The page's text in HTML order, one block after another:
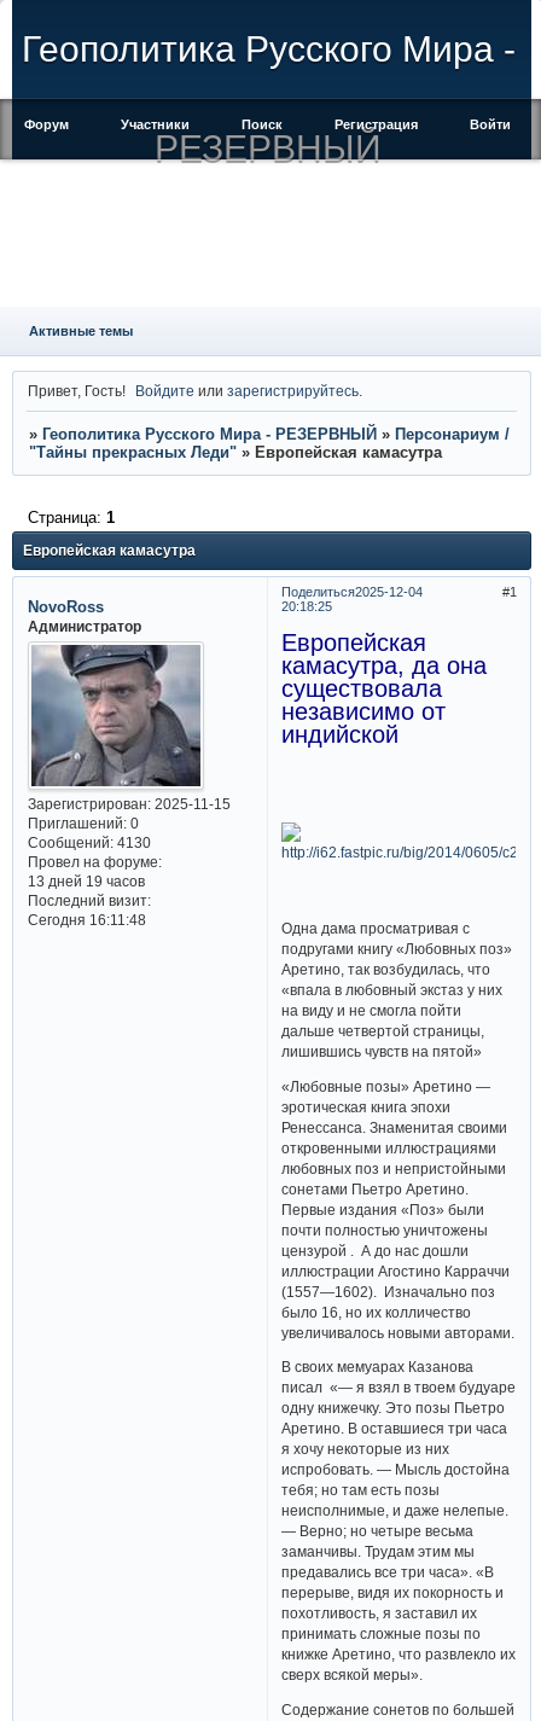
Геополитика Русского Мира -
РЕЗЕРВНЫЙ
Форум Участники Поиск Регистрация Войти
Активные темы
Привет, Гость! Войдите илизарегистрируйтесь
» Геополитика Русского Мира - РЕЗЕРВНЫЙ » Персонариум /
"Тайны прекрасных Леди" » Европейская камасутра
Европейская камасутра
Страница: 1
Поделиться 1
2025-12-04
20:18:25
NovoRoss
Администратор
Зарегистрирован: 2025-11-15
Приглашений:0
Сообщений:4130
Провел на форуме:
13 дней 19 часов
Последний визит:
Сегодня 16:11:48
Европейская
камасутра, да она
существовала
независимо от
индийской
Одна дама просматривая с
подругами книгу «Любовных поз»
Аретино, так возбудилась, что
«впала в любовный экстаз у них
на виду и не смогла пойти
дальше четвертой страницы,
лишившись чувств на пятой»
«Любовные позы» Аретино —
эротическая книга эпохи
Ренессанса. Знаменитая своими
откровенными иллюстрациями
любовных поз и непристойными
сонетами Пьетро Аретино.
Первые издания «Поз» были
почти полностью уничтожены
цензурой . А до нас дошли
иллюстрации Агостино Карраччи
(1557—1602). Изначально поз
было 16, но их колличество
увеличивалось новыми авторами.
В своих мемуарах Казанова
писал «— я взял в твоем будуаре
одну книжечку. Это позы Пьетро
Аретино. В оставшиеся три часа
я хочу некоторые из них
испробовать. — Мысль достойна
тебя; но там есть позы
неисполнимые, и даже нелепые.
— Верно; но четыре весьма
заманчивы. Трудам этим мы
предавались все три часа». «В
перерыве, видя их покорность и
похотливость, я заставил их
принимать сложные позы по
книжке Аретино, что развлекло их
сверх всякой меры».
Содержание сонетов по большей